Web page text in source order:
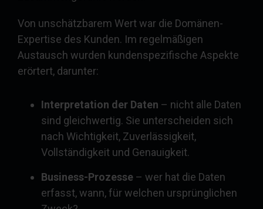
Von unschätzbarem Wert war die Domänen-
Expertise des Kunden. Im regelmäßigen
Austausch wurden kundenspezifische Aspekte
erörtert, darunter:
Interpretation der Daten – nicht alle Daten
sind gleichwertig. Sie unterscheiden sich
nach Wichtigkeit, Zuverlässigkeit,
Vollständigkeit und Genauigkeit.
Business-Prozesse – wer hat die Daten
erfasst, wann, für welchen ursprünglichen